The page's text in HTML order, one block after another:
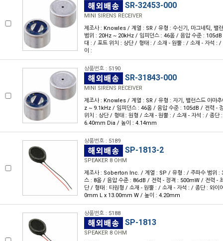
SR-32453-000
MINI SIRENS RECEIVER
제조사 : Knowles / 계열 : SR / 유형 : 수신기, 마그네틱, 밸
범위 : 20Hz ~ 20kHz / 임피던스 : 46옴 / 음압 수준 :
대 : / 포트 위치 : 상단 / 형태 : / 소재 - 원뿔 : / 소재 - 자석 :
이 :
상품번호 : 5190
SR-31843-000
MINI SIRENS RECEIVER
제조사 : Knowles / 계열 : SR / 유형 : 자기, 밸런스드 아마
z ~ 9.1kHz / 임피던스 : 46옴 / 음압 수준 : 105dB / 전력 -
위치 : 상단 / 형태 : 원형 / 소재 - 원뿔 : / 소재 - 자석 : / 종단
6.40mm Dia / 높이 : 4.14mm
상품번호 : 5189
SP-1813-2
SPEAKER 8 OHM
제조사 : Soberton Inc. / 계열 : SP / 유형 : / 주파수 범위 :
스 : 8옴 / 음압 수준 : 86dB / 전력 - 정격 : 500mW / 전력 -
단 / 형태 : 타원형 / 소재 - 원뿔 : / 소재 - 자석 : / 종단 : 와이
0mm L x 13.00mm W / 높이 : 4.20mm
상품번호 : 5188
SP-1813
SPEAKER 8 OHM